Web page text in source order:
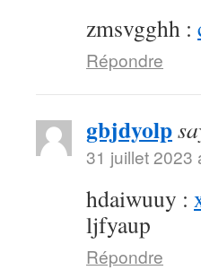
zmsvgghh :
Répondre
gbjdyolp
31 juillet 2023
hdaiwuuy :
ljfyaup
Répondre